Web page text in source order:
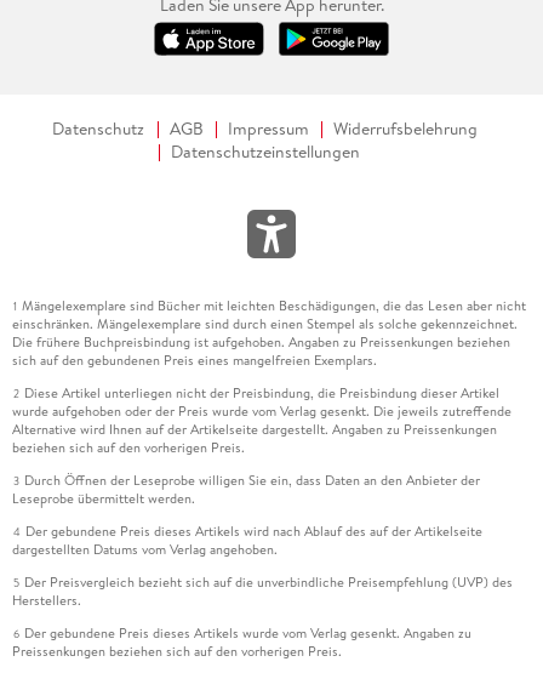
Datenschutz AGB Impressum
Widerrufsbelehrung
Datenschutzeinstellungen
1 Mängelexemplare sind Bücher mit leichten Beschädigungen, die das Lesen aber nicht
einschränken. Mängelexemplare sind durch einen Stempel als solche gekennzeichnet.
Die frühere Buchpreisbindung ist aufgehoben. Angaben zu Preissenkungen beziehen
sich auf den gebundenen Preis eines mangelfreien Exemplars.
2 Diese Artikel unterliegen nicht der Preisbindung, die Preisbindung dieser Artikel
wurde aufgehoben oder der Preis wurde vom Verlag gesenkt. Die jeweils zutreffende
Alternative wird Ihnen auf der Artikelseite dargestellt. Angaben zu Preissenkungen
beziehen sich auf den vorherigen Preis.
3 Durch Öffnen der Leseprobe willigen Sie ein, dass Daten an den Anbieter der
Leseprobe übermittelt werden.
4 Der gebundene Preis dieses Artikels wird nach Ablauf des auf der Artikelseite
dargestellten Datums vom Verlag angehoben.
5 Der Preisvergleich bezieht sich auf die unverbindliche Preisempfehlung (UVP) des
Herstellers.
6 Der gebundene Preis dieses Artikels wurde vom Verlag gesenkt. Angaben zu
Preissenkungen beziehen sich auf den vorherigen Preis.